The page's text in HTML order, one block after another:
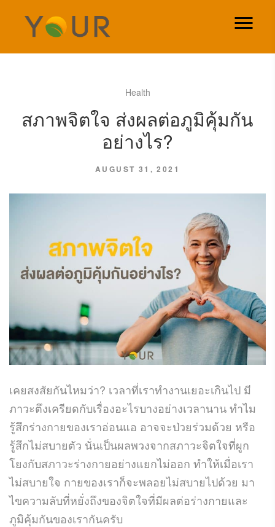
Health
สภาพจิตใจ ส่งผลต่อภูมิคุ้มกัน
อย่างไร?
AUGUST 31, 2021
เคยสงสัยกันไหมว่า? เวลาที่เราทำงานเยอะเกินไป มี
ภาวะตึงเครียดกับเรื่องอะไรบางอย่างเวลานาน ทำไม
รู้สึกร่างกายของเราอ่อนแอ อาจจะป่วยร่วมด้วย หรือ
รู้สึกไม่สบายตัว นั่นเป็นผลพวงจากสภาวะจิตใจที่ผูก
โยงกับสภาวะร่างกายอย่างแยกไม่ออก ทำให้เมื่อเรา
ไม่สบายใจ กายของเราก็จะพลอยไม่สบายไปด้วย มา
ไขความลับที่หยั่งถึงของจิตใจที่มีผลต่อร่างกายและ
ภูมิคุ้มกันของเรากันครับ